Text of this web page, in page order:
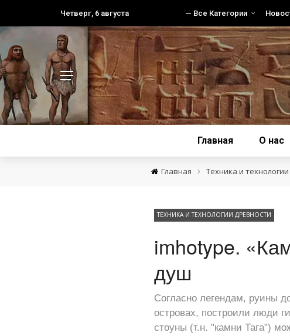
Четверг, 6 августа — Все Категории
Главная О нас
Главная › Техника и
ТЕХНИКА И ТЕХНОЛОГИИ ДРЕВНОСТИ
imhotype.
душ
Согласно легендам, руины
островах, построили люди
стоуны (т.н. "камни Тага")